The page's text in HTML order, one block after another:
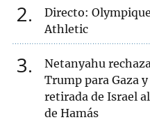
2
Directo:
Athletic
3
Netanyahu
Trump para Gaza
retirada de Israel
de Hamás